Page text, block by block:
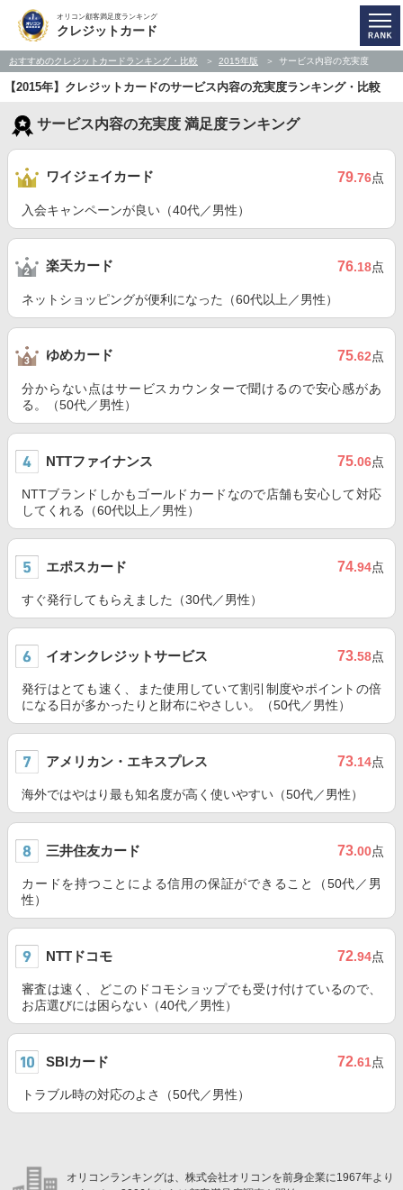
オリコン顧客満足度ランキング
クレジットカード
おすすめのクレジットカードランキング・比較 2015年版 サービス内容の充実度
【2015年】クレジットカードのサービス内容の充実度ランキング・比較
サービス内容の充実度 満足度ランキング
ワイジェイカード 79.76点
入会キャンペーンが良い（40代／男性）
楽天カード 76.18点
ネットショッピングが便利になった（60代以上／男性）
ゆめカード 75.62点
分からない点はサービスカウンターで聞けるので安心感があ
る。（50代／男性）
NTTファイナンス 75.06点
NTTブランドしかもゴールドカードなので店舗も安心して対応
してくれる（60代以上／男性）
エポスカード 74.94点
すぐ発行してもらえました（30代／男性）
イオンクレジットサービス 73.58点
発行はとても速く、また使用していて割引制度やポイントの倍
になる日が多かったりと財布にやさしい。（50代／男性）
アメリカン・エキスプレス 73.14点
海外ではやはり最も知名度が高く使いやすい（50代／男性）
三井住友カード 73.00点
カードを持つことによる信用の保証ができること（50代／男
性）
NTTドコモ 72.94点
審査は速く、どこのドコモショップでも受け付けているので、
お店選びには困らない（40代／男性）
SBIカード 72.61点
トラブル時の対応のよさ（50代／男性）
オリコンランキングは、株式会社オリコンを前身企業に1967年より